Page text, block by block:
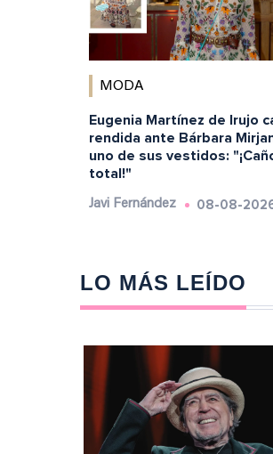
MODA
Eugenia Martínez de Irujo
rendida ante Bárbara
uno de sus vestidos:
total!"
Javi Fernández 08-08-
LO MÁS LEÍDO